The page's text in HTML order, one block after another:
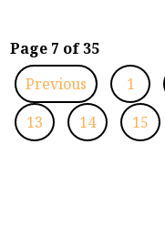
Page 7 of 35
Previous
1
13
14 15